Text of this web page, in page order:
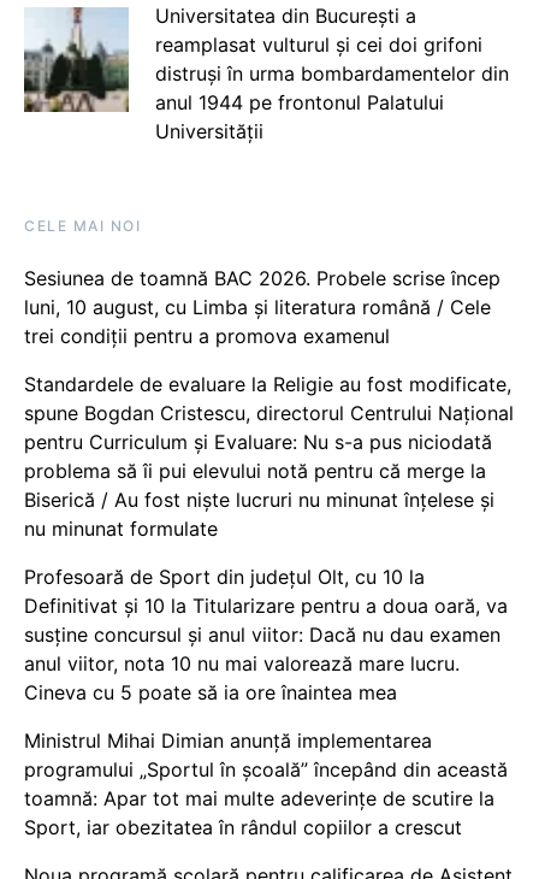
Universitatea din București a
reamplasat vulturul și cei doi grifoni
distruși în urma bombardamentelor din
anul 1944 pe frontonul Palatului
Universității
CELE MAI NOI
Sesiunea de toamnă BAC 2026. Probele scrise încep
luni, 10 august, cu Limba și literatura română / Cele
trei condiții pentru a promova examenul
Standardele de evaluare la Religie au fost modificate,
spune Bogdan Cristescu, directorul Centrului Național
pentru Curriculum și Evaluare: Nu s-a pus niciodată
problema să îi pui elevului notă pentru că merge la
Biserică / Au fost niște lucruri nu minunat înțelese și
nu minunat formulate
Profesoară de Sport din județul Olt, cu 10 la
Definitivat și 10 la Titularizare pentru a doua oară, va
susține concursul și anul viitor: Dacă nu dau examen
anul viitor, nota 10 nu mai valorează mare lucru.
Cineva cu 5 poate să ia ore înaintea mea
Ministrul Mihai Dimian anunță implementarea
programului „Sportul în școală” începând din această
toamnă: Apar tot mai multe adeverințe de scutire la
Sport, iar obezitatea în rândul copiilor a crescut